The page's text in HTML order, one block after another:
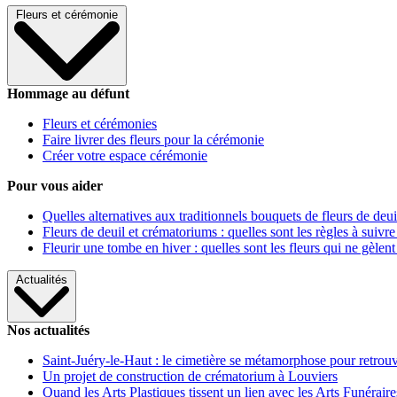
Fleurs et cérémonie
Hommage au défunt
Fleurs et cérémonies
Faire livrer des fleurs pour la cérémonie
Créer votre espace cérémonie
Pour vous aider
Quelles alternatives aux traditionnels bouquets de fleurs de
Fleurs de deuil et crématoriums : quelles sont les règles à
Fleurir une tombe en hiver : quelles sont les fleurs qui ne gèlent
Actualités
Nos actualités
Saint-Juéry-le-Haut : le cimetière se métamorphose pour
Un projet de construction de crématorium à Louviers
Quand les Arts Plastiques tissent un lien avec les Arts